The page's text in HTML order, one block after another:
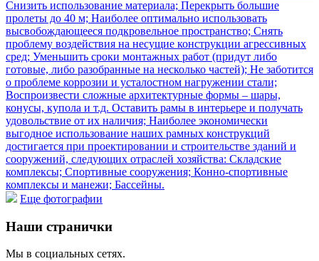
Еще фотографии
Наши странички
Мы в социальных сетях.